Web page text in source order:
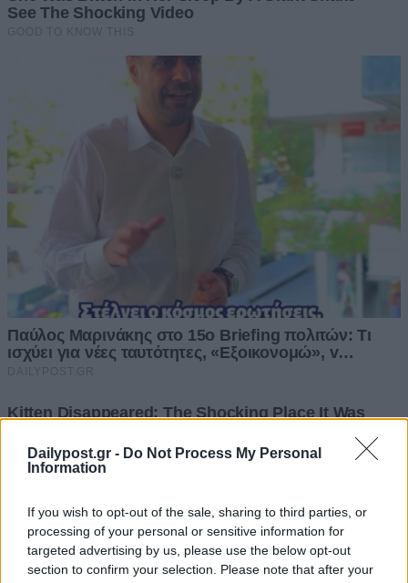
Dailypost.gr - Do Not Process My Personal
Information
If you wish to opt-out of the sale, sharing to third parties, or
processing of your personal or sensitive information for
targeted advertising by us, please use the below opt-out
section to confirm your selection. Please note that after your